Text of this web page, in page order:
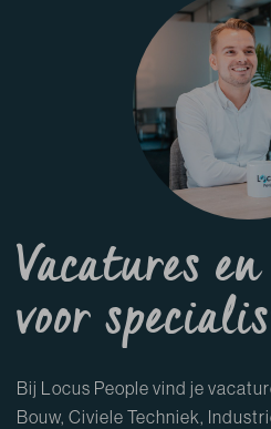
Vacatures
voor
Bij Locus People vind je
Bouw, Civiele Techniek,